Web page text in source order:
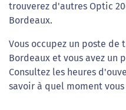
trouverez d'autres Optic
Bordeaux.
Vous occupez un poste de
Bordeaux et vous avez un
Consultez les heures
savoir à quel moment